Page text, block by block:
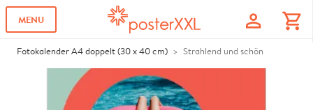
MENU profile shopping_cart
Fotokalender A4 doppelt (30 x 40 cm) Strahlend und schön